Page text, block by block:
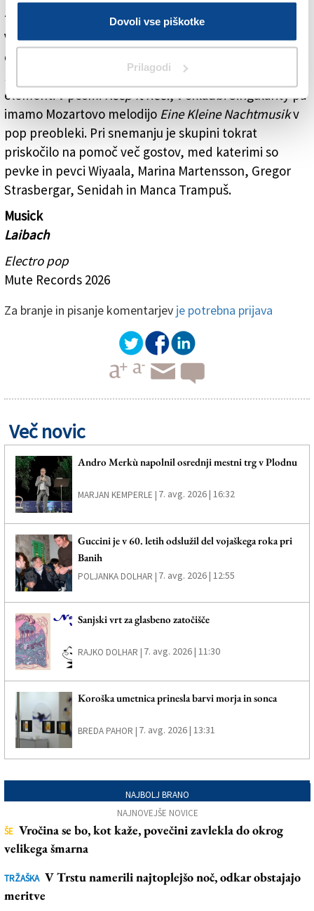
Dovoli vse piškotke
Prilagodi
zanima.«
V desetih komadih novega Musick je tako res v
ospredju najrazličnejša glasba. Dance pop v uvodni
Musick
electro v komaduLove Machine
elementi v pesmiKeep it Reel, v skladbi Singularity pa
imamo Mozartovo melodijo Eine Kleine Nachtmusikv
pop preobleki. Pri snemanju je skupini tokrat
priskočilo na pomoč več gostov, med katerimi so
pevke in pevci Wiyaala, Marina Martensson, Gregor
Strasbergar, Senidah in Manca Trampuš.
Musick
Laibach
Electro pop
Mute Records 2026
Za branje in pisanje komentarjev je potrebna prijava
Več novic
Andro Merkù napolnil osrednji mestni trg v Plodnu
MARJAN KEMPERLE | 7. avg. 2026 | 16:32
Guccini je v 60. letih odslužil del vojaškega roka pri
Banih
POLJANKA DOLHAR | 7. avg. 2026 | 12:55
Sanjski vrt za glasbeno zatočišče
RAJKO DOLHAR | 7. avg. 2026 | 11:30
Koroška umetnica prinesla barvi morja in sonca
BREDA PAHOR | 7. avg. 2026 | 13:31
NAJBOLJ BRANO
NAJNOVEJŠE NOVICE
ŠE Vročina se bo, kot kaže, povečini zavlekla do okrog
velikega šmarna
TRŽAŠKA V Trstu namerili najtoplejšo noč, odkar obstajajo
meritve